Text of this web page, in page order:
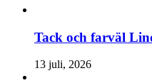
Tack och farväl
13 juli, 2026